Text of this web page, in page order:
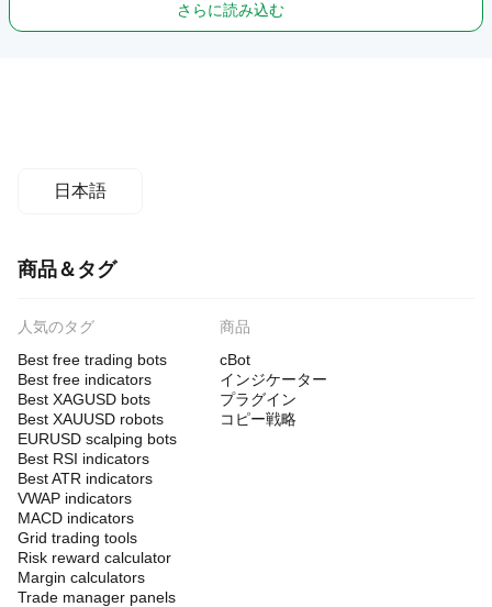
さらに読み込む
日本語
商品＆タグ
人気のタグ
Best free trading bots
Best free indicators
Best XAGUSD bots
Best XAUUSD robots
EURUSD scalping bots
Best RSI indicators
Best ATR indicators
VWAP indicators
MACD indicators
Grid trading tools
Risk reward calculator
Margin calculators
Trade manager panels
商品
cBot
インジケーター
プラグイン
コピー戦略